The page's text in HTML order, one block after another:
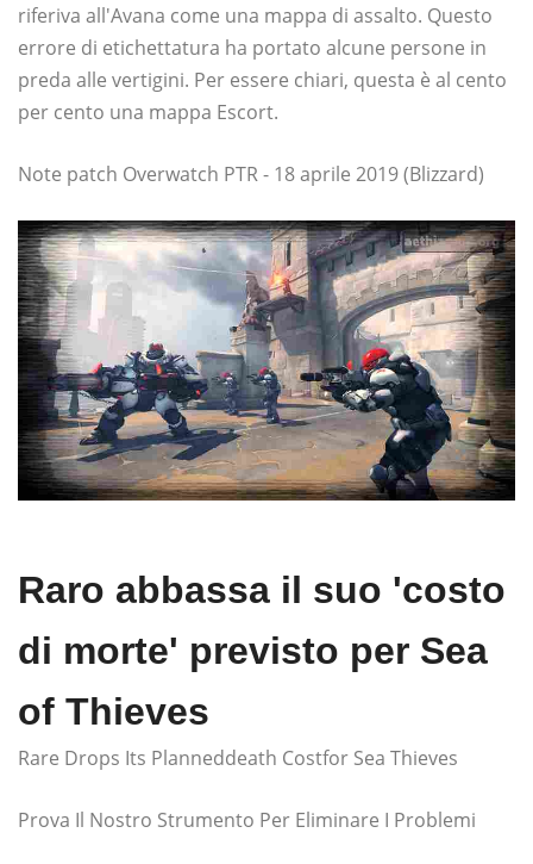
riferiva all'Avana come una mappa di assalto. Questo
errore di etichettatura ha portato alcune persone in
preda alle vertigini. Per essere chiari, questa è al cento
per cento una mappa Escort.
Note patch Overwatch PTR - 18 aprile 2019 (Blizzard)
Raro abbassa il suo 'costo
di morte' previsto per Sea
of ​​Thieves
Rare Drops Its Planneddeath Costfor Sea Thieves
Prova Il Nostro Strumento Per Eliminare I Problemi